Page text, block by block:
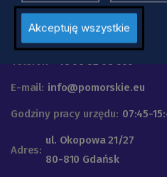
Urząd Marszałkowski
Województwa Pomorskiego
Telefon +48 58 32 68 555
E-mail: info@pomorskie.eu
Godziny pracy urzędu: 07:45-
Adres:
ul. Okopowa 21/27
80-810 Gdańsk
Akceptuję wszystkie